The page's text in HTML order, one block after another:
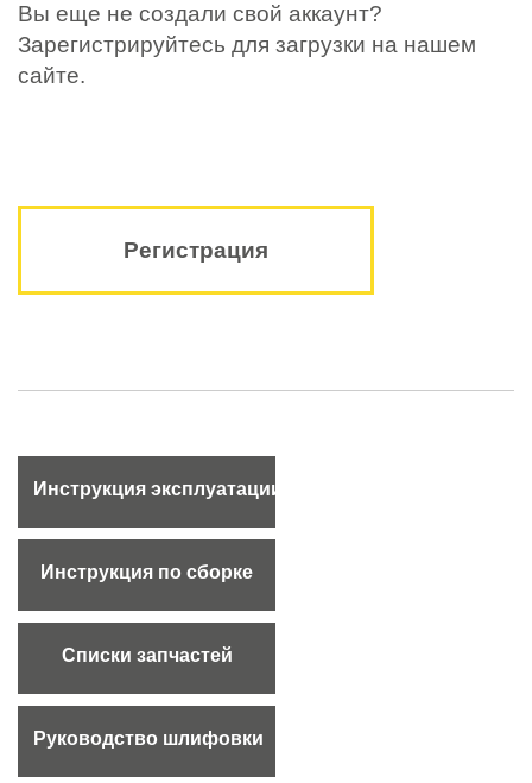
Вы еще не создали свой аккаунт?
Зарегистрируйтесь для загрузки на нашем
сайте.
Регистрация
Инструкция эксплуатации
Инструкция по сборке
Списки запчастей
Руководство шлифовки